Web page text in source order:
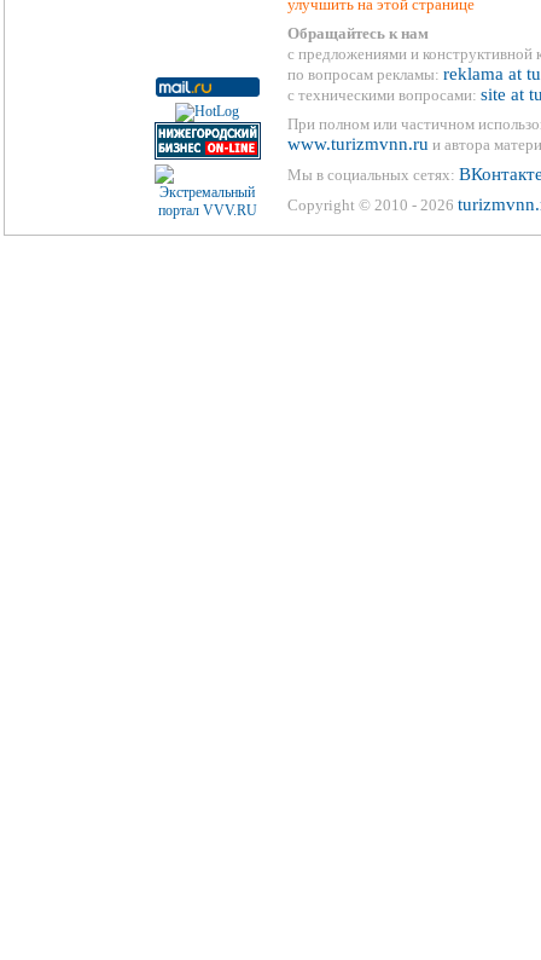
улучшить на этой странице
Обращайтесь к нам
с предложениями и конструктивной
по вопросам рекламы: reklama at
с техническими вопросами: site at
При полном или частичном
www.turizmvnn.ru и автора
Мы в социальных сетях:
Copyright © 2010 - 2026